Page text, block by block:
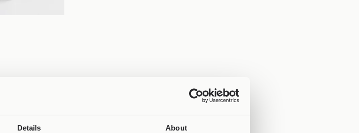
Details About